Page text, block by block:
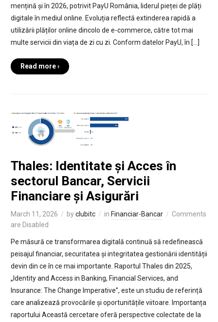
mențină și în 2026, potrivit PayU România, liderul pieței de plăți
digitale în mediul online. Evoluția reflectă extinderea rapidă a
utilizării plăților online dincolo de e-commerce, către tot mai
multe servicii din viața de zi cu zi. Conform datelor PayU, în […]
Read more ›
Thales: Identitate și Acces în
sectorul Bancar, Servicii
Financiare și Asigurări
March 11, 2026 byclubitc in Financiar-Bancar
Comments
are Disabled
Pe măsură ce transformarea digitală continuă să redefinească
peisajul financiar, securitatea și integritatea gestionării identității
devin din ce în ce mai importante. Raportul Thales din 2025,
„Identity and Access in Banking, Financial Services, and
Insurance: The Change Imperative”, este un studiu de referință
care analizează provocările și oportunitățile viitoare. Importanța
raportului Această cercetare oferă perspective colectate de la